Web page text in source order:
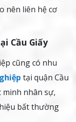
nên liên hệ cơ
Cầu Giấy
cũng có nhu
tại quận Cầu
minh nhân sự,
bất thường